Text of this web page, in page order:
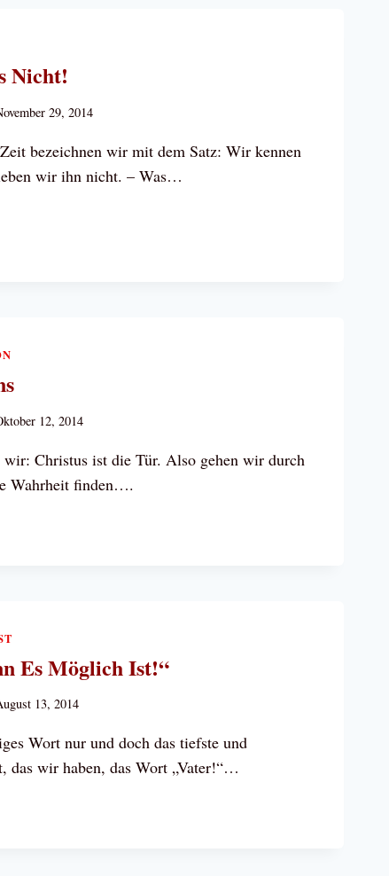
Nicht!
29, 2014
bezeichnen wir mit dem Satz: Wir kennen
wir ihn nicht. – Was…
12, 2014
wir: Christus ist die Tür. Also gehen wir durch
Wahrheit finden….
Es Möglich Ist!“
13, 2014
Wort nur und doch das tiefste und
das wir haben, das Wort „Vater!“…